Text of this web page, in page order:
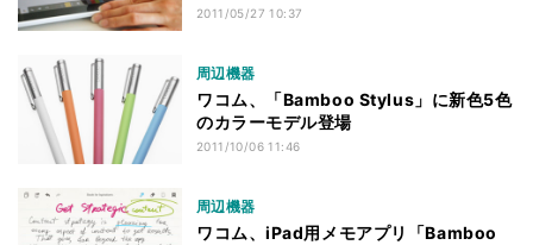
2011/05/27 10:37
周辺機器
ワコム、「Bamboo Stylus」に新色5色
のカラーモデル登場
2011/10/06 11:46
周辺機器
ワコム、iPad用メモアプリ「Bamboo